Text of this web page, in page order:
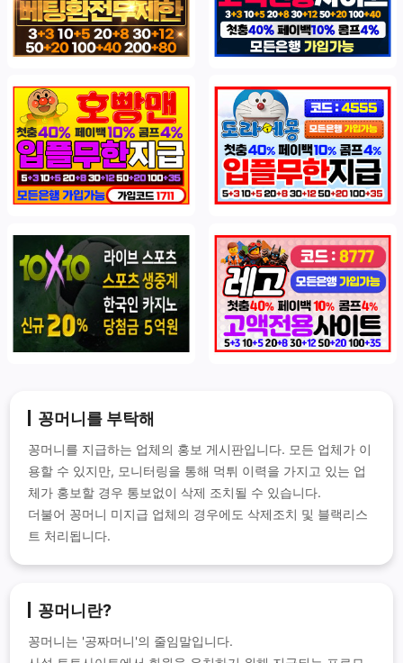
꽁머니를 부탁해
꽁머니를 지급하는 업체의 홍보 게시판입니다. 모든 업체가 이
용할 수 있지만, 모니터링을 통해 먹튀 이력을 가지고 있는 업
체가 홍보할 경우 통보없이 삭제 조치될 수 있습니다.
더불어 꽁머니 미지급 업체의 경우에도 삭제조치 및 블랙리스
트 처리됩니다.
꽁머니란?
꽁머니는 '공짜머니'의 줄임말입니다.